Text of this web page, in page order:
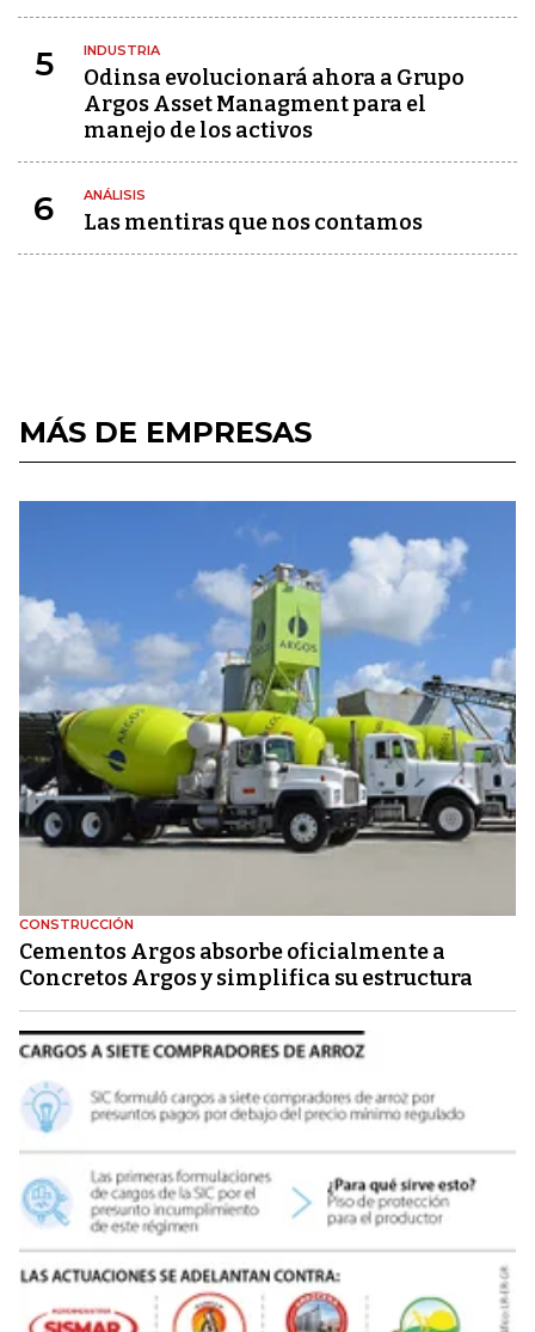
5 INDUSTRIA
Odinsa evolucionará ahora a Grupo
Argos Asset Managment para el
manejo de los activos
6 ANÁLISIS
Las mentiras que nos contamos
MÁS DE EMPRESAS
CONSTRUCCIÓN
Cementos Argos absorbe oficialmente a
Concretos Argos y simplifica su estructura